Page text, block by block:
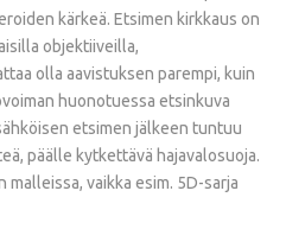
kärkeä. Etsimen kirkkaus on
objektiiveilla,
olla aavistuksen parempi, kuin
huonotuessa etsinkuva
etsimen jälkeen tuntuu
päälle kytkettävä hajavalosuoja.
malleissa, vaikka esim. 5D-sarja